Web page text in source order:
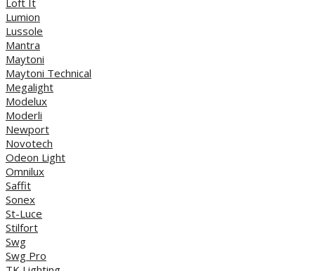
Lumion
Lussole
Mantra
Maytoni
Maytoni Technical
Megalight
Modelux
Moderli
Newport
Novotech
Odeon Light
Omnilux
Saffit
Sonex
St-Luce
Stilfort
Swg
Swg Pro